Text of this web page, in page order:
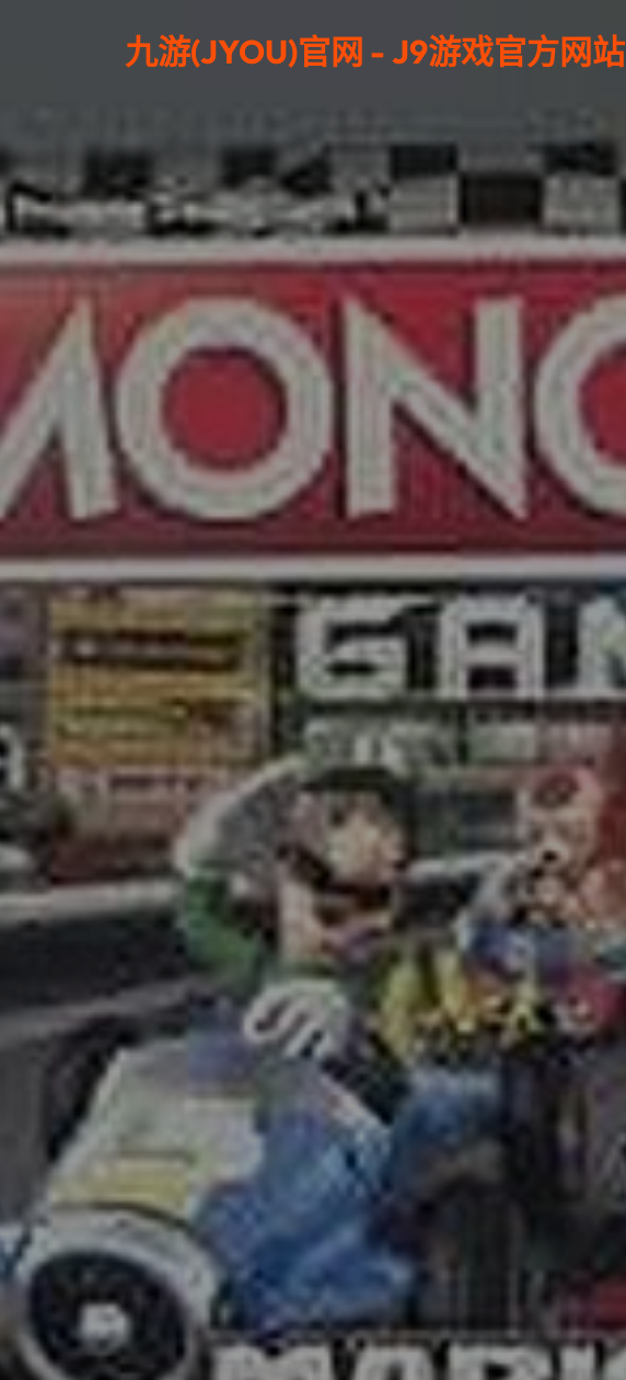
九游(JYOU)官网 - J9游戏官方网站